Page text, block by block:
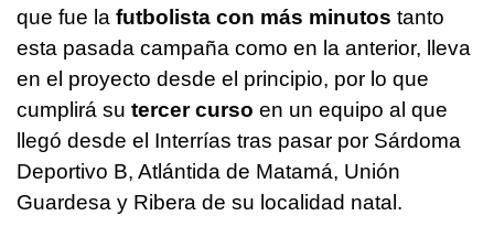
que fue la futbolista con más minutos tanto
esta pasada campaña como en la anterior, lleva
en el proyecto desde el principio, por lo que
cumplirá su tercer curso en un equipo al que
llegó desde el Interrías tras pasar por Sárdoma
Deportivo B, Atlántida de Matamá, Unión
Guardesa y Ribera de su localidad natal.